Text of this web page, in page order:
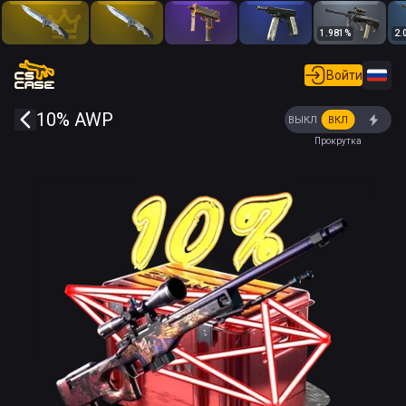
1.981 %
Войти
10% AWP ВЫКЛ ВКЛ
Прокрутка